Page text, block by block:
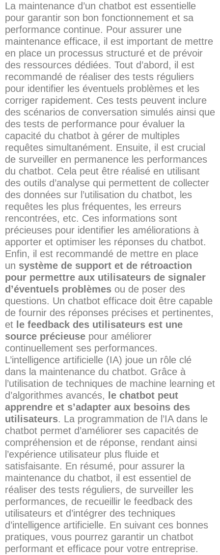
La maintenance d’un chatbot est essentielle
pour garantir son bon fonctionnement et sa
performance continue. Pour assurer une
maintenance efficace, il est important de mettre
en place un processus structuré et de prévoir
des ressources dédiées. Tout d’abord, il est
recommandé de réaliser des tests réguliers
pour identifier les éventuels problèmes et les
corriger rapidement. Ces tests peuvent inclure
des scénarios de conversation simulés ainsi que
des tests de performance pour évaluer la
capacité du chatbot à gérer de multiples
requêtes simultanément. Ensuite, il est crucial
de surveiller en permanence les performances
du chatbot. Cela peut être réalisé en utilisant
des outils d’analyse qui permettent de collecter
des données sur l’utilisation du chatbot, les
requêtes les plus fréquentes, les erreurs
rencontrées, etc. Ces informations sont
précieuses pour identifier les améliorations à
apporter et optimiser les réponses du chatbot.
Enfin, il est recommandé de mettre en place
un système de support et de rétroaction
pour permettre aux utilisateurs de signaler
d’éventuels problèmes ou de poser des
questions. Un chatbot efficace doit être capable
de fournir des réponses précises et pertinentes,
et le feedback des utilisateurs est une
source précieuse pour améliorer
continuellement ses performances.
L’intelligence artificielle (IA) joue un rôle clé
dans la maintenance du chatbot. Grâce à
l’utilisation de techniques de machine learning et
d’algorithmes avancés,
le chatbot peut
apprendre et s’adapter aux besoins des
utilisateurs. La programmation de l’IA dans le
chatbot permet d’améliorer ses capacités de
compréhension et de réponse, rendant ainsi
l’expérience utilisateur plus fluide et
satisfaisante. En résumé, pour assurer la
maintenance du chatbot, il est essentiel de
réaliser des tests réguliers, de surveiller les
performances, de recueillir le feedback des
utilisateurs et d’intégrer des techniques
d’intelligence artificielle. En suivant ces bonnes
pratiques, vous pourrez garantir un chatbot
performant et efficace pour votre entreprise.